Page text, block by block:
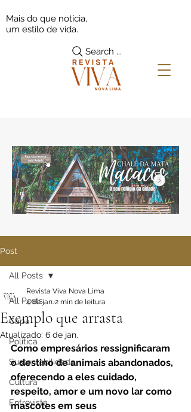
Search ...
Mais do que notícia,
um estilo de vida.
Post
All Posts
Capa
Política
Sustentabilidade
Cultura
Entrevista
All Posts
Exemplo que arrasta
Revista Viva Nova Lima
4 de jan.2 min de leitura
Atualizado: 6 de jan.
Como empresários ressignificaram
o destino de animais abandonados,
oferecendo a eles cuidado,
respeito, amor e um novo lar como
mascotes em seus